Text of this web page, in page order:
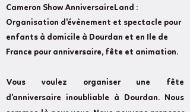
Cameron Show AnniversaireLand :
Organisation d'évènement et spectacle pour
enfants à domicile à Dourdan et en Ile de
France pour anniversaire, fête et animation.
Vous voulez organiser une fête
d'anniversaire inoubliable à Dourdan. Nous